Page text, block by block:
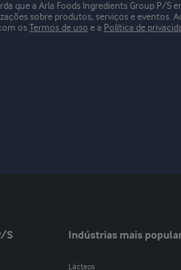
que a Arla Foods Ingredients Group P/S
sobre produtos, serviços e eventos.
os
Termos de uso e a Política de
S Indústrias mais
Lácteos